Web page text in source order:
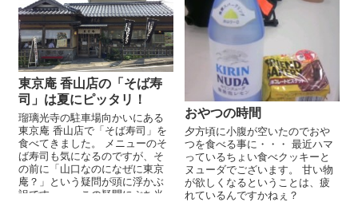
東京庵 香山店の「そば寿
司」は夏にピッタリ！
瑠璃光寺の駐車場向かいにある
東京庵 香山店で「そば寿司」を
食べてきました。 メニューのそ
ば寿司も気になるのですが、そ
の前に「山口なのになぜに東京
庵？」という疑問が頭に浮かぶ
訳です。。。この疑問にぶち当
おやつの時間
夕方頃に小腹が空いたのでおや
つを食べる事に・・・ 最近ハマ
っているちょい食べクッキーと
ヌューダでございます。 甘い物
が欲しくなるということは、疲
れているんですかねぇ？